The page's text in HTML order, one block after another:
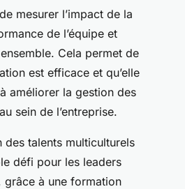
mesurer l’impact de la
de l’équipe et
Cela permet de
est efficace et qu’elle
améliorer la gestion des
sein de l’entreprise.
des talents multiculturels
défi pour les leaders
grâce à une formation